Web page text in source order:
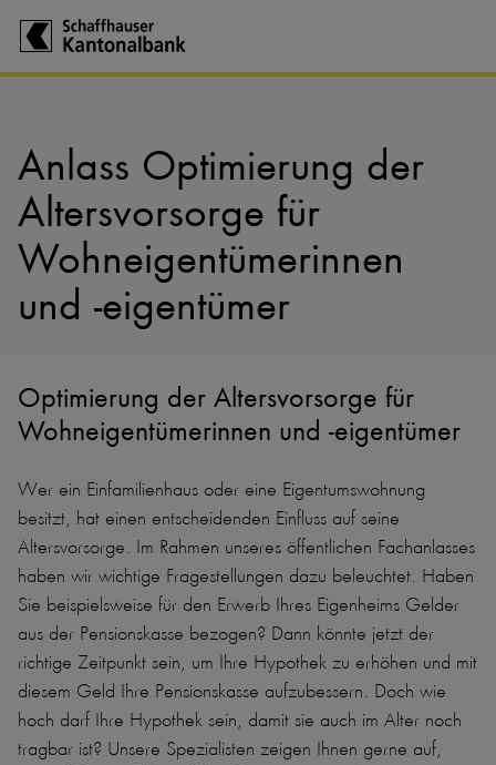
Anlass Optimierung der
Altersvorsorge für
Wohneigentümerinnen
und -eigentümer
Optimierung der Altersvorsorge für
Wohneigentümerinnen und -eigentümer
Wer ein Einfamilienhaus oder eine Eigentumswohnung
besitzt, hat einen entscheidenden Einfluss auf seine
Altersvorsorge. Im Rahmen unseres öffentlichen Fachanlasses
haben wir wichtige Fragestellungen dazu beleuchtet. Haben
Sie beispielsweise für den Erwerb Ihres Eigenheims Gelder
aus der Pensionskasse bezogen? Dann könnte jetzt der
richtige Zeitpunkt sein, um Ihre Hypothek zu erhöhen und mit
diesem Geld Ihre Pensionskasse aufzubessern. Doch wie
hoch darf Ihre Hypothek sein, damit sie auch im Alter noch
tragbar ist? Unsere Spezialisten zeigen Ihnen gerne auf,